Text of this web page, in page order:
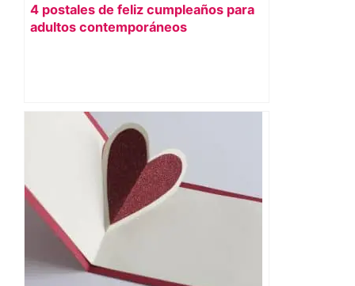
4 postales de feliz cumpleaños para
adultos contemporáneos